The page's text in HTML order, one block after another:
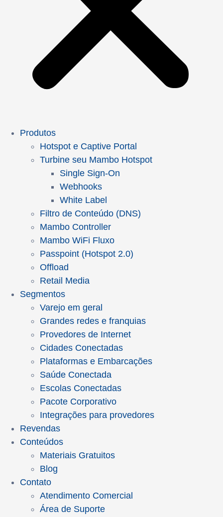
Produtos
Hotspot e Captive Portal
Turbine seu Mambo Hotspot
Single Sign-On
Webhooks
White Label
Filtro de Conteúdo (DNS)
Mambo Controller
Mambo WiFi Fluxo
Passpoint (Hotspot 2.0)
Offload
Retail Media
Segmentos
Varejo em geral
Grandes redes e franquias
Provedores de Internet
Cidades Conectadas
Plataformas e Embarcações
Saúde Conectada
Escolas Conectadas
Pacote Corporativo
Integrações para provedores
Revendas
Conteúdos
Materiais Gratuitos
Blog
Contato
Atendimento Comercial
Área de Suporte